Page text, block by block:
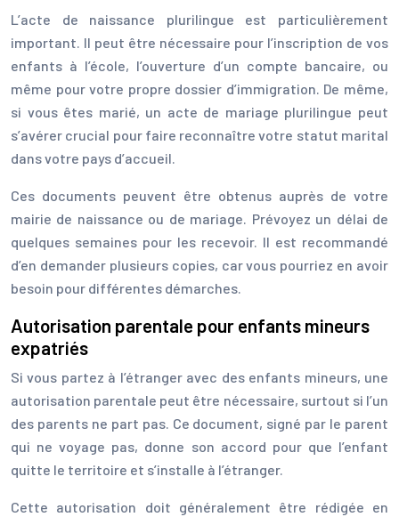
L’acte de naissance plurilingue est particulièrement
important. Il peut être nécessaire pour l’inscription de vos
enfants à l’école, l’ouverture d’un compte bancaire, ou
même pour votre propre dossier d’immigration. De même,
si vous êtes marié, un acte de mariage plurilingue peut
s’avérer crucial pour faire reconnaître votre statut marital
dans votre pays d’accueil.
Ces documents peuvent être obtenus auprès de votre
mairie de naissance ou de mariage. Prévoyez un délai de
quelques semaines pour les recevoir. Il est recommandé
d’en demander plusieurs copies, car vous pourriez en avoir
besoin pour différentes démarches.
Autorisation parentale pour enfants mineurs
expatriés
Si vous partez à l’étranger avec des enfants mineurs, une
autorisation parentale peut être nécessaire, surtout si l’un
des parents ne part pas. Ce document, signé par le parent
qui ne voyage pas, donne son accord pour que l’enfant
quitte le territoire et s’installe à l’étranger.
Cette autorisation doit généralement être rédigée en